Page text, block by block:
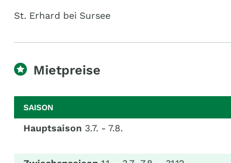
St. Erhard bei Sursee
Mietpreise
SAISON
Hauptsaison 3.7. - 7.8.